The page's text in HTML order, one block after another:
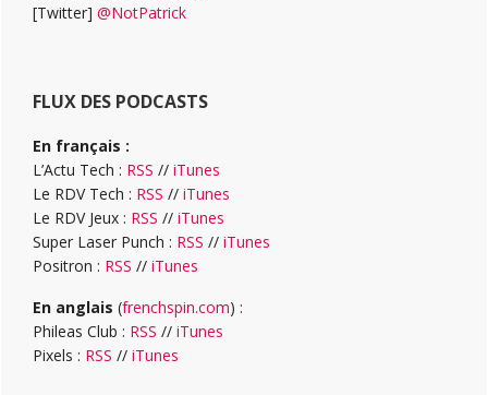
[Twitter] @NotPatrick
FLUX DES PODCASTS
En français :
L’Actu Tech : RSS // iTunes
Le RDV Tech : RSS // iTunes
Le RDV Jeux : RSS // iTunes
Super Laser Punch : RSS // iTunes
Positron : RSS // iTunes
En anglais (frenchspin.com) :
Phileas Club : RSS // iTunes
Pixels : RSS // iTunes